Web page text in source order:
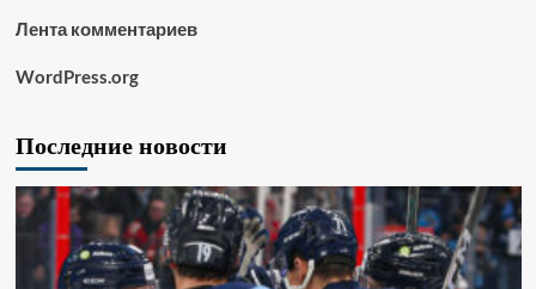
Лента комментариев
WordPress.org
Последние новости